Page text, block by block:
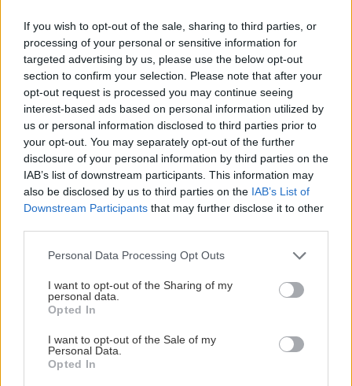
If you wish to opt-out of the sale, sharing to third parties, or
processing of your personal or sensitive information for
targeted advertising by us, please use the below opt-out
section to confirm your selection. Please note that after your
opt-out request is processed you may continue seeing
interest-based ads based on personal information utilized by
us or personal information disclosed to third parties prior to
your opt-out. You may separately opt-out of the further
disclosure of your personal information by third parties on the
IAB’s list of downstream participants. This information may
also be disclosed by us to third parties on the IAB’s List of
Downstream Participants that may further disclose it to other
Personal Data Processing Opt Outs
I want to opt-out of the Sharing of my
personal data.
Opted In
I want to opt-out of the Sale of my
Personal Data.
Opted In
προκειμένου να δρομολογηθεί άμεσα η
δημιουργία του νέου νομοθετικού
πλαισίου σχετικά με την αστυνόμευση
των αθλητικών χώρων
αποφασίστηκε στην ευρεία σύσκεψη
πραγματοποιήθηκε την Τρίτη στη
Γενική Γραμματεία Αθλητισμού.
Η σύσκεψη πραγματοποιήθηκε με τη
συμμετοχή του αναπληρωτή υπουργού
Προστασίας του Πολίτη, Νίκου Τόσκα,
του υφυπουργού Πολιτισμού και
Αθλητισμού, Σταύρου Κοντονή, και
Ο εκσυγχρονισμός του συστήματος
μεταφορά της ευθύνης φύλαξης των
αγωνιστικών χώρων στις Α.Α.Ε. (ΠΑΕ,